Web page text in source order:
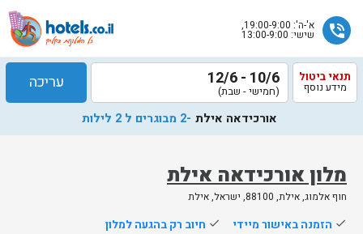
phone_in_talk א'-ה': 19:00-9:00,
שישי: 13:00-9:00
מלון אורכידאה אילת
חוף אלמוג, אילת, 88100, ישראל, אילת
תנאי ביטול
מידע נוסף 10/6 - 12/6
(חמישי - שבת) עריכה
אורכידאה אילת -2 מבוגרים ל 2 לילות
done הזמנה באישור מיידי done חיוב רק בהגעה למלון
שלח